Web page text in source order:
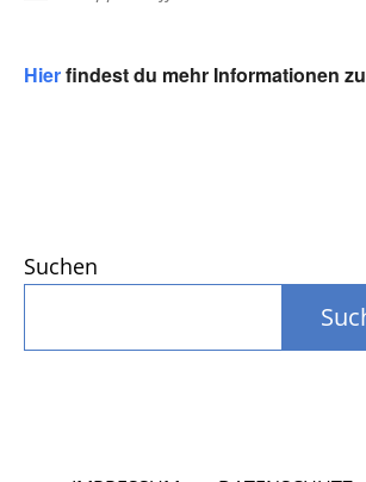
Hierfindest du mehr Informationen
Suchen